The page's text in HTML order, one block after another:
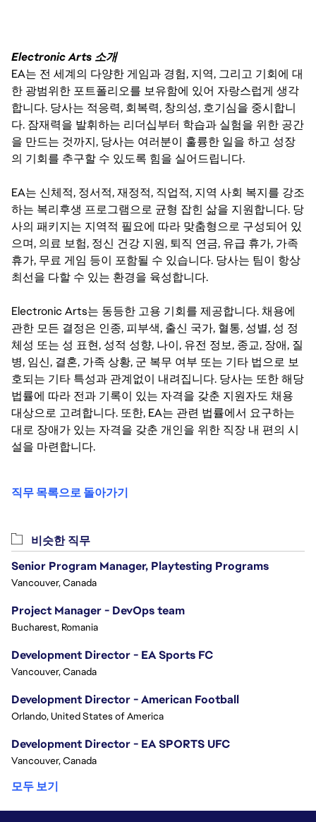
Electronic Arts 소개
EA는 전 세계의 다양한 게임과 경험, 지역, 그리고 기회에 대
한 광범위한 포트폴리오를 보유함에 있어 자랑스럽게 생각
합니다. 당사는 적응력, 회복력, 창의성, 호기심을 중시합니
다. 잠재력을 발휘하는 리더십부터 학습과 실험을 위한 공간
을 만드는 것까지, 당사는 여러분이 훌륭한 일을 하고 성장
의 기회를 추구할 수 있도록 힘을 실어드립니다.
EA는 신체적, 정서적, 재정적, 직업적, 지역 사회 복지를 강조
하는 복리후생 프로그램으로 균형 잡힌 삶을 지원합니다. 당
사의 패키지는 지역적 필요에 따라 맞춤형으로 구성되어 있
으며, 의료 보험, 정신 건강 지원, 퇴직 연금, 유급 휴가, 가족
휴가, 무료 게임 등이 포함될 수 있습니다. 당사는 팀이 항상
최선을 다할 수 있는 환경을 육성합니다.
Electronic Arts는 동등한 고용 기회를 제공합니다. 채용에
관한 모든 결정은 인종, 피부색, 출신 국가, 혈통, 성별, 성 정
체성 또는 성 표현, 성적 성향, 나이, 유전 정보, 종교, 장애, 질
병, 임신, 결혼, 가족 상황, 군 복무 여부 또는 기타 법으로 보
호되는 기타 특성과 관계없이 내려집니다. 당사는 또한 해당
법률에 따라 전과 기록이 있는 자격을 갖춘 지원자도 채용
대상으로 고려합니다. 또한, EA는 관련 법률에서 요구하는
대로 장애가 있는 자격을 갖춘 개인을 위한 직장 내 편의 시
설을 마련합니다.
직무 목록으로 돌아가기
비슷한 직무
Senior Program Manager, Playtesting Programs
Vancouver, Canada
Project Manager - DevOps team
Bucharest, Romania
Development Director - EA Sports FC
Vancouver, Canada
Development Director - American Football
Orlando, United States of America
Development Director - EA SPORTS UFC
Vancouver, Canada
모두 보기